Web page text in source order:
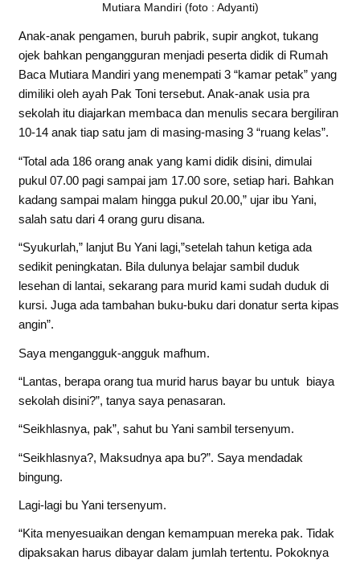
Mutiara Mandiri (foto : Adyanti)
Anak-anak pengamen, buruh pabrik, supir angkot, tukang
ojek bahkan pengangguran menjadi peserta didik di Rumah
Baca Mutiara Mandiri yang menempati 3 “kamar petak” yang
dimiliki oleh ayah Pak Toni tersebut. Anak-anak usia pra
sekolah itu diajarkan membaca dan menulis secara bergiliran
10-14 anak tiap satu jam di masing-masing 3 “ruang kelas”.
“Total ada 186 orang anak yang kami didik disini, dimulai
pukul 07.00 pagi sampai jam 17.00 sore, setiap hari. Bahkan
kadang sampai malam hingga pukul 20.00,” ujar ibu Yani,
salah satu dari 4 orang guru disana.
“Syukurlah,” lanjut Bu Yani lagi,”setelah tahun ketiga ada
sedikit peningkatan. Bila dulunya belajar sambil duduk
lesehan di lantai, sekarang para murid kami sudah duduk di
kursi. Juga ada tambahan buku-buku dari donatur serta kipas
angin”.
Saya mengangguk-angguk mafhum.
“Lantas, berapa orang tua murid harus bayar bu untuk biaya
sekolah disini?”, tanya saya penasaran.
“Seikhlasnya, pak”, sahut bu Yani sambil tersenyum.
“Seikhlasnya?, Maksudnya apa bu?”. Saya mendadak
bingung.
Lagi-lagi bu Yani tersenyum.
“Kita menyesuaikan dengan kemampuan mereka pak. Tidak
dipaksakan harus dibayar dalam jumlah tertentu. Pokoknya